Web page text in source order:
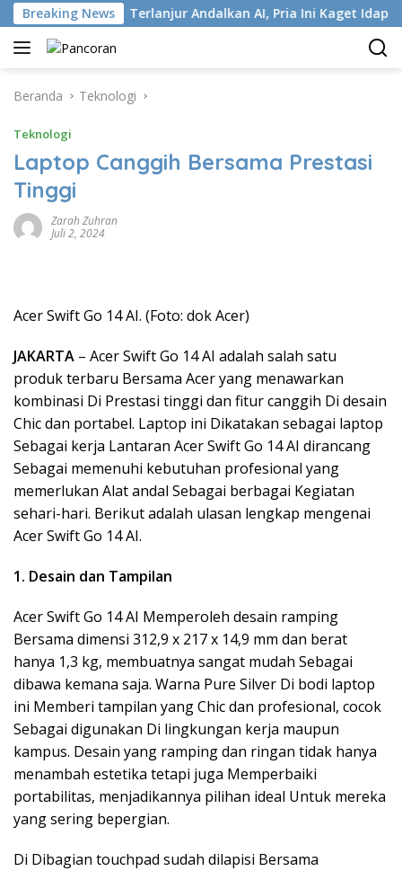
Langsung
ke
konten
Breaking NewsTerlanjur Andalkan AI, Pria Ini Kaget Idap Kanker
Beranda Teknologi
Teknologi
Laptop Canggih Bersama Prestasi
Tinggi
Zarah Zuhran
Juli 2, 2024
Acer Swift Go 14 AI. (Foto: dok Acer)
JAKARTA – Acer Swift Go 14 AI adalah salah satu
produk terbaru Bersama Acer yang menawarkan
kombinasi Di Prestasi tinggi dan fitur canggih Di desain
Chic dan portabel. Laptop ini Dikatakan sebagai laptop
Sebagai kerja Lantaran Acer Swift Go 14 AI dirancang
Sebagai memenuhi kebutuhan profesional yang
memerlukan Alat andal Sebagai berbagai Kegiatan
sehari-hari. Berikut adalah ulasan lengkap mengenai
Acer Swift Go 14 AI.
1. Desain dan Tampilan
Acer Swift Go 14 AI Memperoleh desain ramping
Bersama dimensi 312,9 x 217 x 14,9 mm dan berat
hanya 1,3 kg, membuatnya sangat mudah Sebagai
dibawa kemana saja. Warna Pure Silver Di bodi laptop
ini Memberi tampilan yang Chic dan profesional, cocok
Sebagai digunakan Di lingkungan kerja maupun
kampus. Desain yang ramping dan ringan tidak hanya
menambah estetika tetapi juga Memperbaiki
portabilitas, menjadikannya pilihan ideal Untuk mereka
yang sering bepergian.
Di Dibagian touchpad sudah dilapisi Bersama